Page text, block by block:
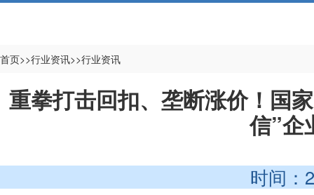
中小微海南政
首页>>行业资讯>>行业资讯
重拳打击回扣、垄断涨价！国
信”企
时间：